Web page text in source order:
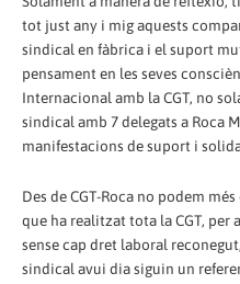
tot just any i mig aquests
sindical en fàbrica i el suport
pensament en les seves
Internacional amb la CGT, no
sindical amb 7 delegats a Roca
manifestacions de suport i
Des de CGT-Roca no podem
que ha realitzat tota la CGT, per
sense cap dret laboral
sindical avui dia siguin un